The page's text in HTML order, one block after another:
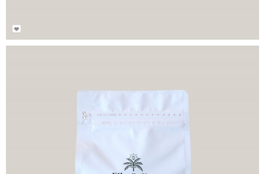
사키소